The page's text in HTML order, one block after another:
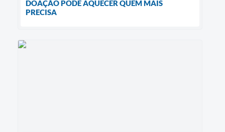
DOAÇÃO PODE AQUECER QUEM MAIS
PRECISA